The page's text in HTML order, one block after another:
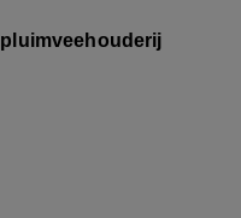
pluimveehouderij